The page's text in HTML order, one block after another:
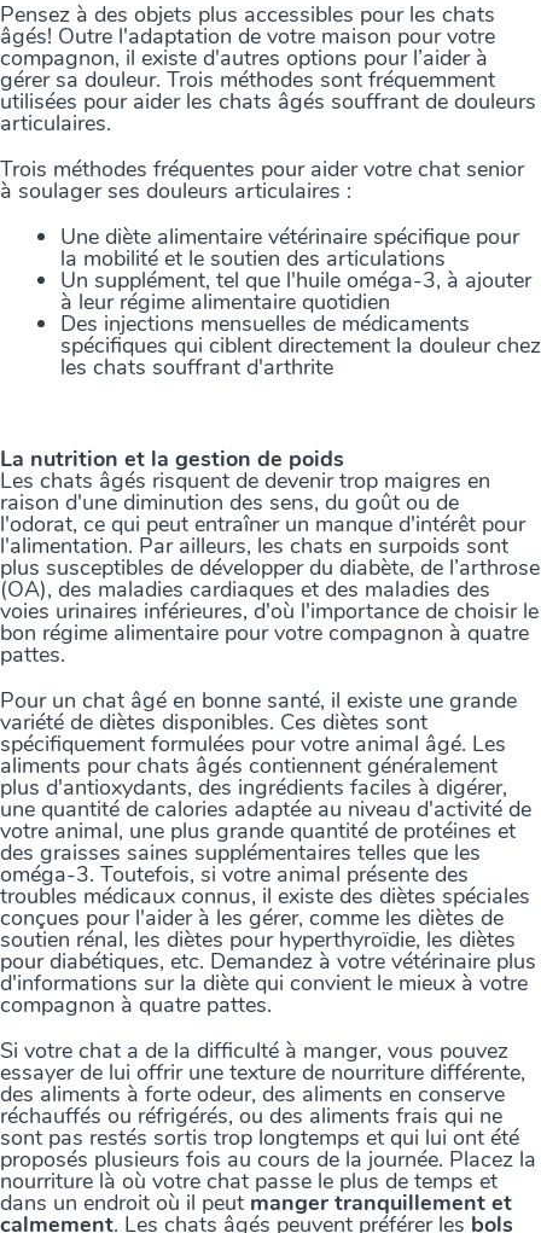
Pensez à des objets plus accessibles pour les chats
âgés! Outre l'adaptation de votre maison pour votre
compagnon, il existe d'autres options pour l’aider à
gérer sa douleur. Trois méthodes sont fréquemment
utilisées pour aider les chats âgés souffrant de douleurs
articulaires.
Trois méthodes fréquentes pour aider votre chat senior
à soulager ses douleurs articulaires :
Une diète alimentaire vétérinaire spécifique pour
la mobilité et le soutien des articulations
Un supplément, tel que l'huile oméga-3, à ajouter
à leur régime alimentaire quotidien
Des injections mensuelles de médicaments
spécifiques qui ciblent directement la douleur chez
les chats souffrant d'arthrite
La nutrition et la gestion de poids
Les chats âgés risquent de devenir trop maigres en
raison d'une diminution des sens, du goût ou de
l'odorat, ce qui peut entraîner un manque d'intérêt pour
l'alimentation. Par ailleurs, les chats en surpoids sont
plus susceptibles de développer du diabète, de l’arthrose
(OA), des maladies cardiaques et des maladies des
voies urinaires inférieures, d'où l'importance de choisir le
bon régime alimentaire pour votre compagnon à quatre
pattes.
Pour un chat âgé en bonne santé, il existe une grande
variété de diètes disponibles. Ces diètes sont
spécifiquement formulées pour votre animal âgé. Les
aliments pour chats âgés contiennent généralement
plus d'antioxydants, des ingrédients faciles à digérer,
une quantité de calories adaptée au niveau d'activité de
votre animal, une plus grande quantité de protéines et
des graisses saines supplémentaires telles que les
oméga-3. Toutefois, si votre animal présente des
troubles médicaux connus, il existe des diètes spéciales
conçues pour l'aider à les gérer, comme les diètes de
soutien rénal, les diètes pour hyperthyroïdie, les diètes
pour diabétiques, etc. Demandez à votre vétérinaire plus
d'informations sur la diète qui convient le mieux à votre
compagnon à quatre pattes.
Si votre chat a de la difficulté à manger, vous pouvez
essayer de lui offrir une texture de nourriture différente,
des aliments à forte odeur, des aliments en conserve
réchauffés ou réfrigérés, ou des aliments frais qui ne
sont pas restés sortis trop longtemps et qui lui ont été
proposés plusieurs fois au cours de la journée. Placez la
nourriture là où votre chat passe le plus de temps et
dans un endroit où il peut manger tranquillement et
calmement. Les chats âgés peuvent préférer les bols